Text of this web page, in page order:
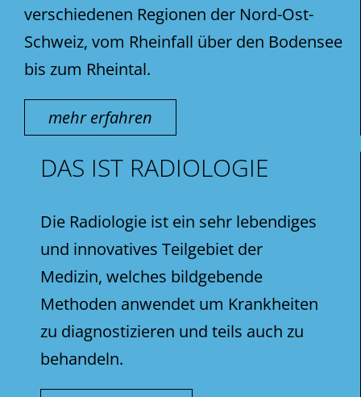
verschiedenen Regionen der Nord-Ost-
Schweiz, vom Rheinfall über den Bodensee
bis zum Rheintal.
mehr erfahren
DAS IST RADIOLOGIE
Die Radiologie ist ein sehr lebendiges
und innovatives Teilgebiet der
Medizin, welches bildgebende
Methoden anwendet um Krankheiten
zu diagnostizieren und teils auch zu
behandeln.